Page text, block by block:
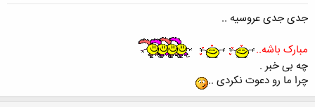
جدی جدی عروسیه ..
مبارک باشه..
چه بی خبر .
چرا ما رو دعوت نکردی ..